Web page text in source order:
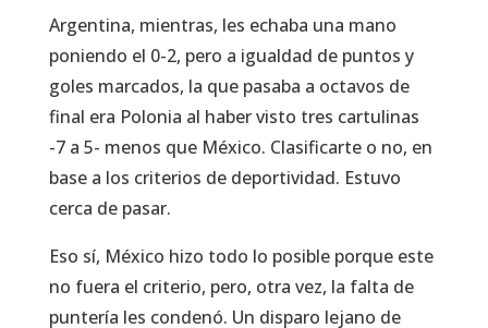
Argentina, mientras, les echaba una mano
poniendo el 0-2, pero a igualdad de puntos y
goles marcados, la que pasaba a octavos de
final era Polonia al haber visto tres cartulinas
-7 a 5- menos que México. Clasificarte o no, en
base a los criterios de deportividad. Estuvo
cerca de pasar.
Eso sí, México hizo todo lo posible porque este
no fuera el criterio, pero, otra vez, la falta de
puntería les condenó. Un disparo lejano de